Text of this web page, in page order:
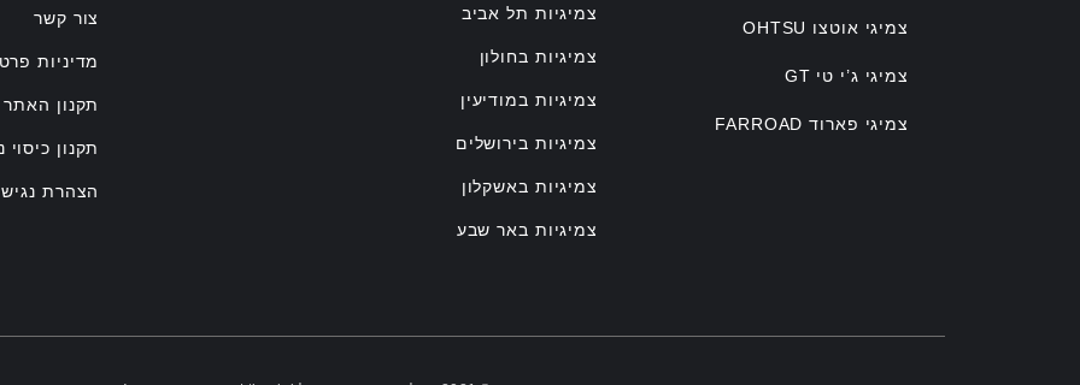
צמיגי אוטצו OHTSU
צמיגי ג’י טי GT
צמיגי פארוד FARROAD
צמיגיות תל אביב
צמיגיות בחולון
צמיגיות במודיעין
צמיגיות בירושלים
צמיגיות באשקלון
צמיגיות באר שבע
צור קשר
מדיניות
תקנון האתר
תקנון כיסוי
הצהרת